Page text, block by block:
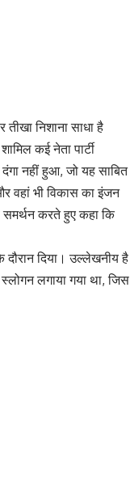
तीखा निशाना साधा है
कई नेता पार्टी
नहीं हुआ, जो यह साबित
वहां भी विकास का इंजन
समर्थन करते हुए कहा कि
दौरान दिया। उल्लेखनीय है
लगाया गया था, जिस